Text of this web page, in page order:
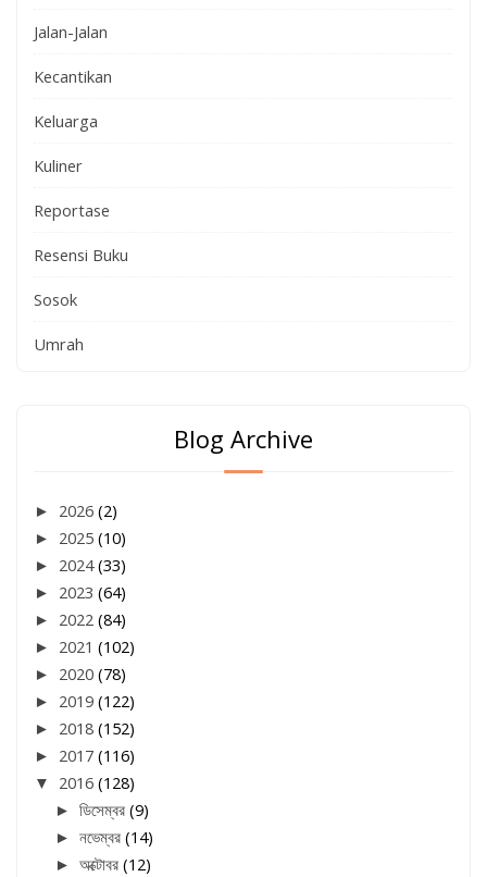
Jalan-Jalan
Kecantikan
Keluarga
Kuliner
Reportase
Resensi Buku
Sosok
Umrah
Blog Archive
► 2026 (2)
► 2025 (10)
► 2024(33)
► 2023 (64)
► 2022 (84)
► 2021 (102)
► 2020 (78)
► 2019 (122)
► 2018 (152)
► 2017 (116)
▼ 2016 (128)
►ডিসেম্বর(9)
►নভেম্বর(14)
►অক্টোবর(12)